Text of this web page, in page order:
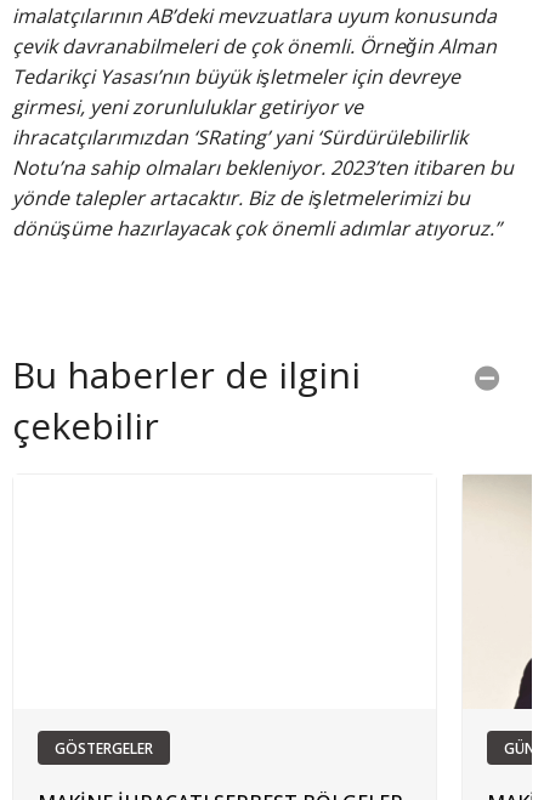
imalatçılarının AB’deki mevzuatlara uyum konusunda
çevik davranabilmeleri de çok önemli. Örneğin Alman
Tedarikçi Yasası’nın büyük işletmeler için devreye
girmesi, yeni zorunluluklar getiriyor ve
ihracatçılarımızdan ‘SRating’ yani ‘Sürdürülebilirlik
Notu’na sahip olmaları bekleniyor. 2023’ten itibaren bu
yönde talepler artacaktır. Biz de işletmelerimizi bu
dönüşüme hazırlayacak çok önemli adımlar atıyoruz.”
Bu haberler de ilgini
çekebilir
GÖSTERGELER